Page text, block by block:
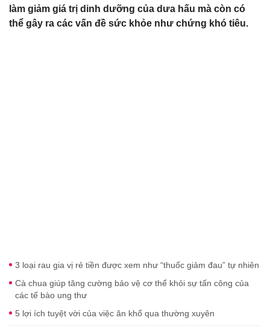
làm giảm giá trị dinh dưỡng của dưa hấu mà còn có
thể gây ra các vấn đề sức khỏe như chứng khó tiêu.
3 loại rau gia vị rẻ tiền được xem như “thuốc giảm đau” tự nhiên
Cà chua giúp tăng cường bảo vệ cơ thể khỏi sự tấn công của
các tế bào ung thư
5 lợi ích tuyệt vời của việc ăn khổ qua thường xuyên